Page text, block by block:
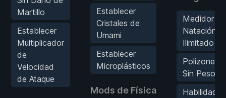
Martillo
Establecer
Multiplicador
de
Velocidad
de Ataque
Establecer
Cristales de
Umami
Establecer
Microplásticos
Mods de Física
Medidor de
Natación
Ilimitado
Polizones
Sin Peso
Habilidades